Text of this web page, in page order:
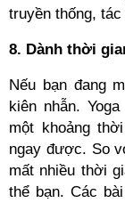
truyền thống,
8. Dành thời
Nếu bạn đang
kiên nhẫn.
một khoảng
ngay được. So
mất nhiều thời
thể bạn. Các